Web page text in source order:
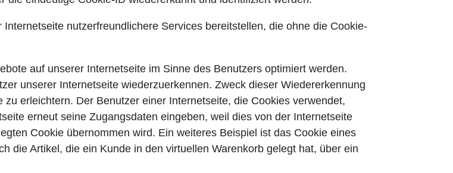
nutzerfreundlichere Services bereitstellen, die ohne die Cookie-
auf unserer Internetseite im Sinne des Benutzers optimiert werden.
unserer Internetseite wiederzuerkennen. Zweck dieser Wiedererkennung
erleichtern. Der Benutzer einer Internetseite, die Cookies verwendet,
erneut seine Zugangsdaten eingeben, weil dies von der Internetseite
Cookie übernommen wird. Ein weiteres Beispiel ist das Cookie eines
die Artikel, die ein Kunde in den virtuellen Warenkorb gelegt hat, über ein